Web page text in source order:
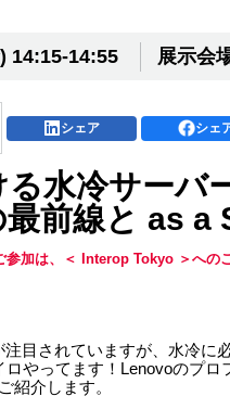
14:15-14:55 展示会
シェア シェ
水冷サーバ
最前線と as
加は、＜ Interop Tokyo ＞へのご
目されていますが、水冷に
やってます！Lenovoのプ
紹介します。